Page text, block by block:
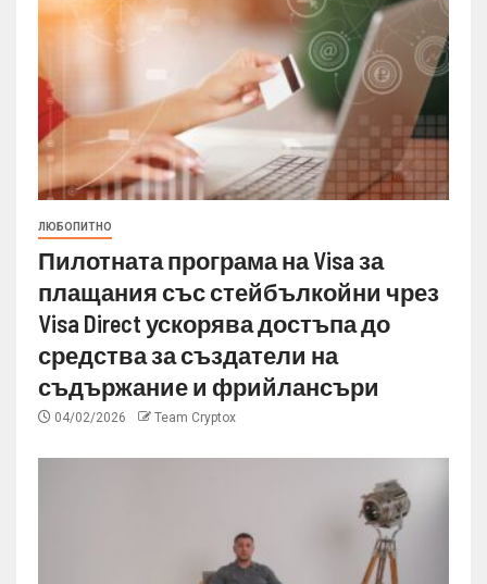
ЛЮБОПИТНО
Пилотната програма на Visa за
плащания със стейбълкойни чрез
Visa Direct ускорява достъпа до
средства за създатели на
съдържание и фрийлансъри
04/02/2026 Team Cryptox